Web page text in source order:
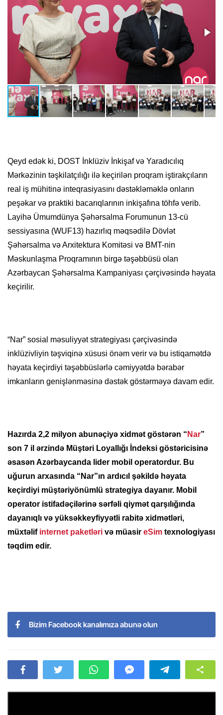
Qeyd edək ki, DOST İnklüziv İnkişaf və Yaradıcılıq
Mərkəzinin təşkilatçılığı ilə keçirilən proqram iştirakçıların
real iş mühitinə inteqrasiyasını dəstəkləməklə onların
peşəkar və praktiki bacarıqlarının inkişafına töhfə verib.
Layihə Ümumdünya Şəhərsalma Forumunun 13-cü
sessiyasına (WUF13) hazırlıq məqsədilə Dövlət
Şəhərsalma və Arxitektura Komitəsi və BMT-nin
Məskunlaşma Proqramının birgə təşəbbüsü olan
Azərbaycan Şəhərsalma Kampaniyası çərçivəsində həyata
keçirilir.
“Nar” sosial məsuliyyət strategiyası çərçivəsində
inklüzivliyin təşviqinə xüsusi önəm verir və bu istiqamətdə
həyata keçirdiyi təşəbbüslərlə cəmiyyətdə bərabər
imkanların genişlənməsinə dəstək göstərməyə davam edir.
Hazırda 2,2 milyon abunəçiyə xidmət göstərən “ Nar”
son 7 il ərzində Müştəri Loyallığı İndeksi göstəricisinə
əsasən Azərbaycanda lider mobil operatordur. Bu
uğurun arxasında “Nar”ın ardıcıl şəkildə həyata
keçirdiyi müştəriyönümlü strategiya dayanır. Mobil
operator istifadəçilərinə sərfəli qiymət qarşılığında
dayanıqlı və yüksəkkeyfiyyətli rabitə xidmətləri,
müxtəlif internet paketləri və müasir eSim texnologiyası
təqdim edir.
Bizim Facebook kanalımıza abunə olun